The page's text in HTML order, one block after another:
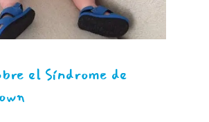
el Síndrome de